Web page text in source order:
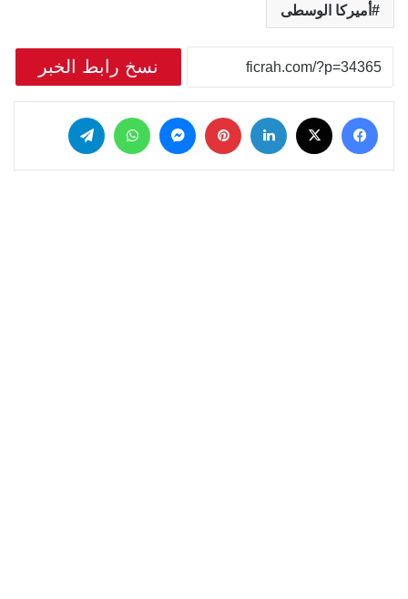
أميركا الوسطى
نسخ رابط الخبر
فيسبوك لينكدإن بينتيريست
ماسنجر واتساب